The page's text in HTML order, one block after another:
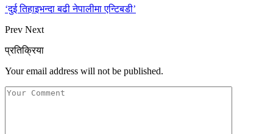
‘दुई तिहाइभन्दा बढी नेपालीमा एन्टिबडी’
Prev Next
प्रतिक्रिया
Your email address will not be published.